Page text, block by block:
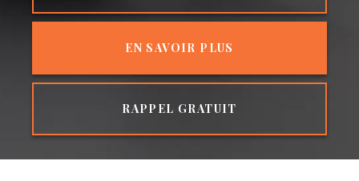
EN SAVOIR PLUS
RAPPEL GRATUIT